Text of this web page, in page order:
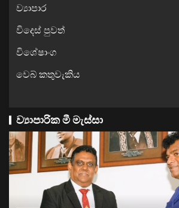
ව්‍යාපාර
විදෙස් පුවත්
විශේෂාංග
වෙබ් කතුවැකිය
ව්‍යාපාරික මී මැස්සා